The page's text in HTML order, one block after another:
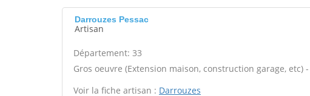
Darrouzes Pessac
Artisan
Département: 33
Gros oeuvre (Extension maison, construction garage, etc)
Voir la fiche artisan : Darrouzes